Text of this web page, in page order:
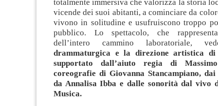
totalmente immersiva che valorizza la storia
vicende dei suoi abitanti, a cominciare da
vivono in solitudine e usufruiscono troppo
pubblico. Lo spettacolo, che
dell’intero cammino laboratoriale,
drammaturgica e la direzione artistica
supportato dall’aiuto regia di
coreografie di Giovanna Stancampiano,
da Annalisa Ibba e dalle sonorità dal vivo
Musica.